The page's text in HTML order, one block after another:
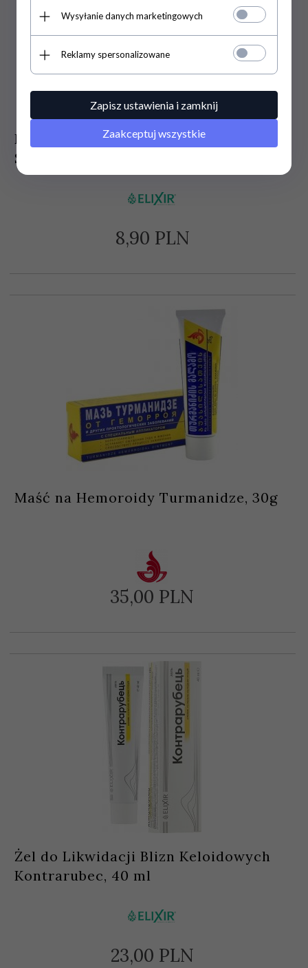
Krem Balsam na Oparzenia i
Skaleczenia, 10 ml
8,90 PLN
Maść na Hemoroidy Turmanidze, 30g
35,00 PLN
Żel do Likwidacji Blizn Keloidowych
Kontrarubec, 40 ml
23,00 PLN
Wysyłanie danych marketingowych
Reklamy spersonalizowane
Zapisz ustawienia i zamknij
Zaakceptuj wszystkie